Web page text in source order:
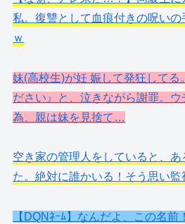
私。復讐として血痕付きの呪いの
ｗ
妹(高校生)が妊 娠して発狂してる
ださい』と、泣きながら謝罪。
為、親は妹を見捨て…
空き家の管理人をしていると、あ
た。絶対に誰かいる！そう思い
【DQNﾈｰﾑ】なんだよ、この名